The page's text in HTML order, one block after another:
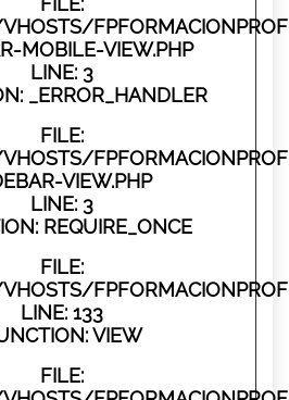
MOBILE-VIEW.PHP
LINE: 3
_ERROR_HANDLER
FILE:
VIEW.PHP
LINE: 3
REQUIRE_ONCE
FILE:
LINE: 133
VIEW
FILE: